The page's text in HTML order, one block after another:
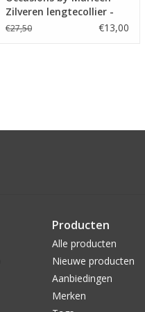
Zilveren lengtecollier -
Gourmet - 45 cm
€27,50 €13,00
Producten
Alle producten
Nieuwe producten
Aanbiedingen
Merken